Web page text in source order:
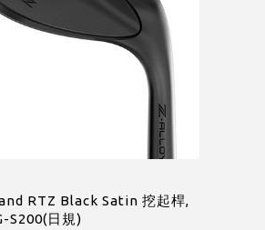
RTZ Black Satin 挖起桿,
S200(日規)